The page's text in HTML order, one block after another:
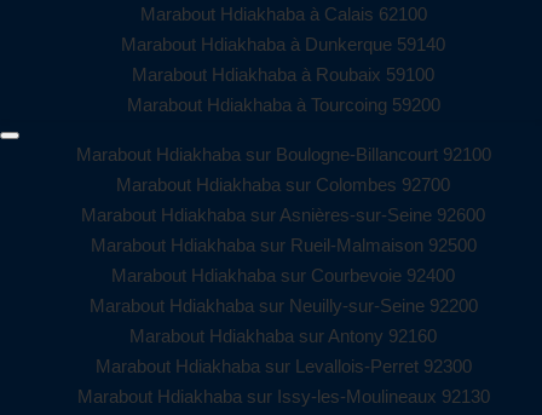
Marabout Hdiakhaba à Calais 62100
Marabout Hdiakhaba à Dunkerque 59140
Marabout Hdiakhaba à Roubaix 59100
Marabout Hdiakhaba à Tourcoing 59200
Marabout Hdiakhaba sur Boulogne-Billancourt 92100
Marabout Hdiakhaba sur Colombes 92700
Marabout Hdiakhaba sur Asnières-sur-Seine 92600
Marabout Hdiakhaba sur Rueil-Malmaison 92500
Marabout Hdiakhaba sur Courbevoie 92400
Marabout Hdiakhaba sur Neuilly-sur-Seine 92200
Marabout Hdiakhaba sur Antony 92160
Marabout Hdiakhaba sur Levallois-Perret 92300
Marabout Hdiakhaba sur Issy-les-Moulineaux 92130